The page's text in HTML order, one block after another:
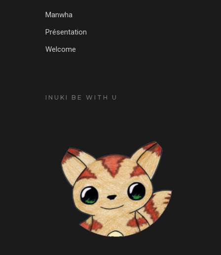
Manwha
Présentation
Welcome
INUKI BE WITH U